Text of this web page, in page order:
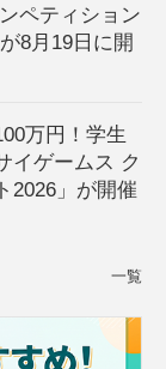
ペティション
8月19日に開
万円！学生
イゲームス ク
2026」が開催
一覧